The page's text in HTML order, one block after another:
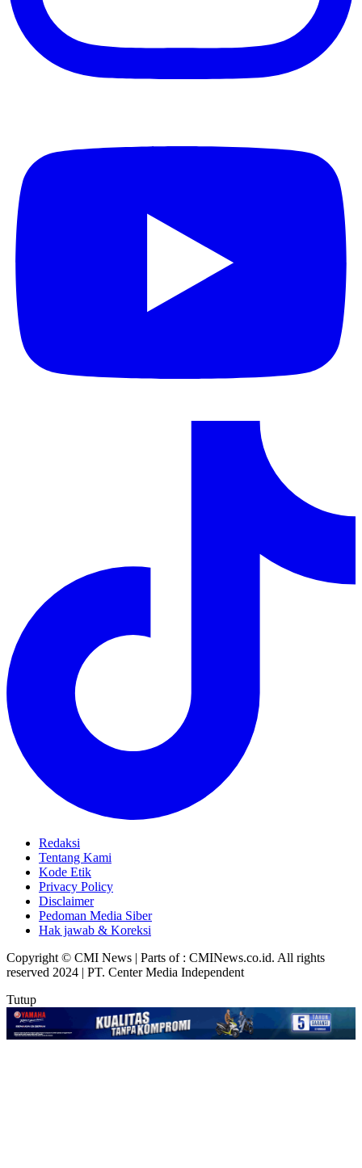
Redaksi
Tentang Kami
Kode Etik
Privacy Policy
Disclaimer
Pedoman Media Siber
Hak jawab & Koreksi
Copyright © CMI News | Parts of : CMINews.co.id. All rights
reserved 2024 | PT. Center Media Independent
Tutup